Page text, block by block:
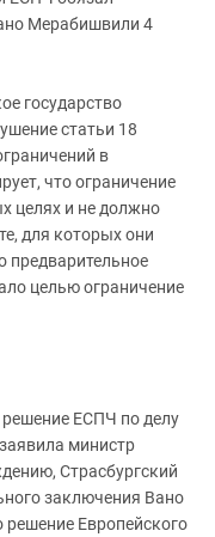
Мерабишвили 4
государство
статьи 18
в
что ограничение
целях и не должно
для которых они
предварительное
целью ограничение
ЕСПЧ по делу
министр
Страсбургский
заключения Вано
Европейского